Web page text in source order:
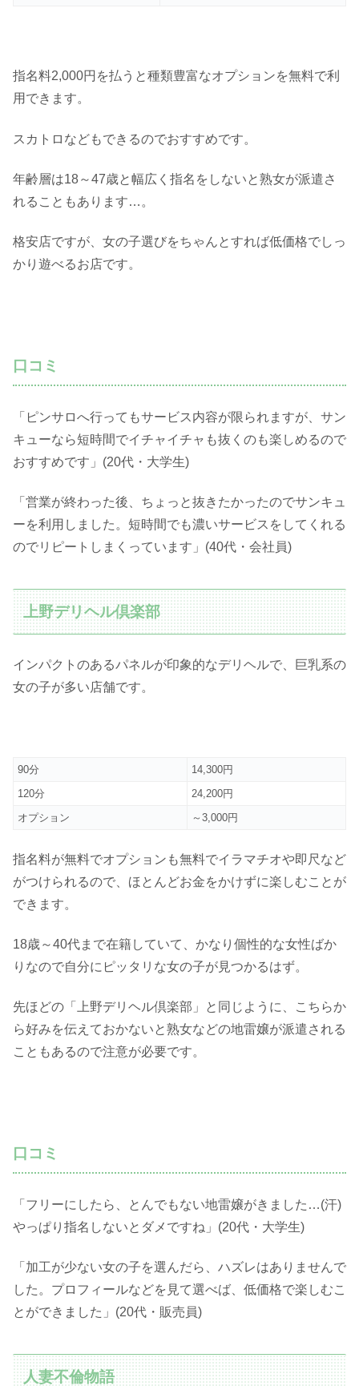
指名料2,000円を払うと種類豊富なオプションを無料で利
用できます。
スカトロなどもできるのでおすすめです。
年齢層は18～47歳と幅広く指名をしないと熟女が派遣さ
れることもあります…。
格安店ですが、女の子選びをちゃんとすれば低価格でしっ
かり遊べるお店です。
口コミ
「ピンサロへ行ってもサービス内容が限られますが、サン
キューなら短時間でイチャイチャも抜くのも楽しめるので
おすすめです」(20代・大学生)
「営業が終わった後、ちょっと抜きたかったのでサンキュ
ーを利用しました。短時間でも濃いサービスをしてくれる
のでリピートしまくっています」(40代・会社員)
上野デリヘル倶楽部
インパクトのあるパネルが印象的なデリヘルで、巨乳系の
女の子が多い店舗です。
90分
14,300円
120分
24,200円
オプション
～3,000円
指名料が無料でオプションも無料でイラマチオや即尺など
がつけられるので、ほとんどお金をかけずに楽しむことが
できます。
18歳～40代まで在籍していて、かなり個性的な女性ばか
りなので自分にピッタリな女の子が見つかるはず。
先ほどの「上野デリヘル倶楽部」と同じように、こちらか
ら好みを伝えておかないと熟女などの地雷嬢が派遣される
こともあるので注意が必要です。
口コミ
「フリーにしたら、とんでもない地雷嬢がきました…(汗)
やっぱり指名しないとダメですね」(20代・大学生)
「加工が少ない女の子を選んだら、ハズレはありませんで
した。プロフィールなどを見て選べば、低価格で楽しむこ
とができました」(20代・販売員)
人妻不倫物語